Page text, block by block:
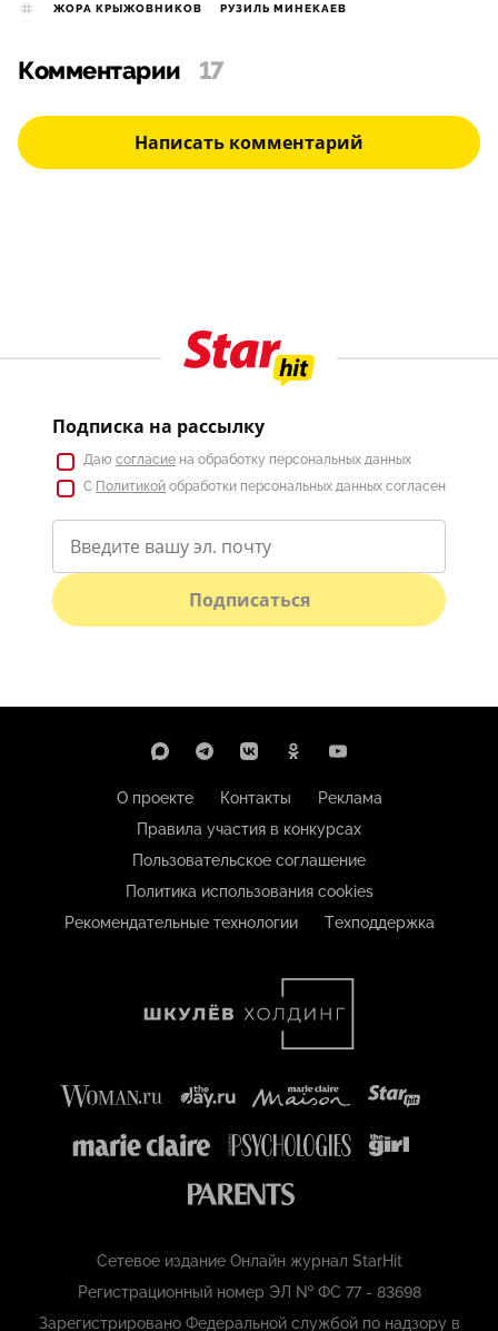
ЖОРА КРЫЖОВНИКОВ РУЗИЛЬ МИНЕКАЕВ
Комментарии 17
Написать комментарий
Подписка на рассылку
Даю согласие на обработку персональных данных
С Политикой обработки персональных данных согласен
Подписаться
О проекте Контакты
Реклама
Правила участия в конкурсах
Пользовательское соглашение
Политика использования cookies
Рекомендательные технологии
Техподдержка
Сетевое издание Онлайн журнал StarHit
Регистрационный номер ЭЛ № ФС 77 - 83698
Зарегистрировано Федеральной службой по надзору в